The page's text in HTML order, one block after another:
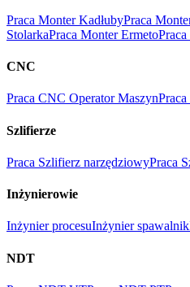
Praca Monter KadłubyPraca
StolarkaPraca Monter Ermeto
CNC
Praca CNC Operator Maszyn
Szlifierze
Praca Szlifierz narzędziowyPraca
Inżynierowie
Inżynier procesuInżynier spawalnik
NDT